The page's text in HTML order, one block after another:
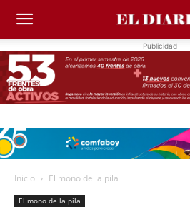
Publicidad
Inicio El mono de la pila
El mono de la pila